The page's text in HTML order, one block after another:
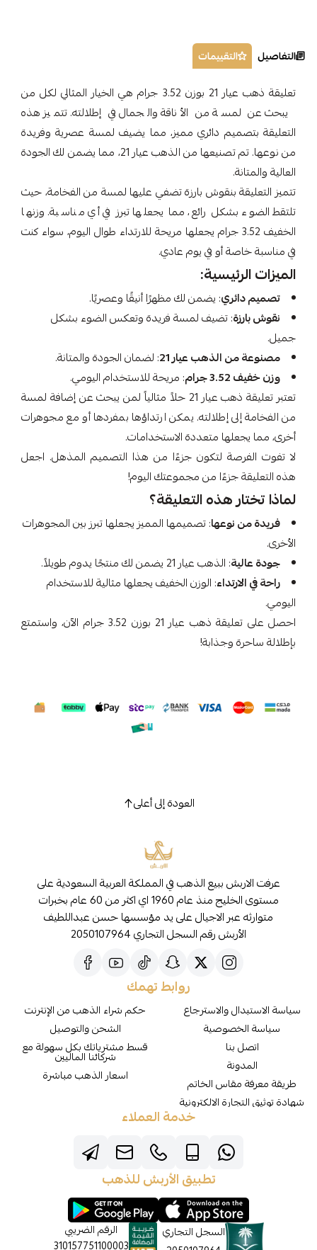
التفاصيل التقييمات
تعليقة ذهب عيار 21 بوزن 3.52 جرام هي الخيار المثالي لكل من
يبحث عن لمسة من الأناقة والجمال في إطلالته. تتميز هذه
التعليقة بتصميم دائري مميز، مما يضيف لمسة عصرية وفريدة
من نوعها. تم تصنيعها من الذهب عيار 21، مما يضمن لك الجودة
العالية والمتانة.
تتميز التعليقة بنقوش بارزة تضفي عليها لمسة من الفخامة، حيث
تلتقط الضوء بشكل رائع، مما يجعلها تبرز في أي مناسبة. وزنها
الخفيف 3.52 جرام يجعلها مريحة للارتداء طوال اليوم، سواء كنت
في مناسبة خاصة أو في يوم عادي.
الميزات الرئيسية:
تصميم دائري: يضمن لك مظهرًا أنيقًا وعصريًا.
نقوش بارزة: تضيف لمسة فريدة وتعكس الضوء بشكل
جميل.
مصنوعة من الذهب عيار 21
: لضمان الجودة والمتانة.
وزن خفيف 3.52 جرام
: مريحة للاستخدام اليومي.
تعتبر تعليقة ذهب عيار 21 حلاً مثالياً لمن يبحث عن إضافة لمسة
من الفخامة إلى إطلالته. يمكن ارتداؤها بمفردها أو مع مجوهرات
أخرى، مما يجعلها متعددة الاستخدامات.
لا تفوت الفرصة لتكون جزءًا من هذا التصميم المذهل. اجعل
هذه التعليقة جزءًا من مجموعتك اليوم!
لماذا تختار هذه التعليقة؟
فريدة من نوعها: تصميمها المميز يجعلها تبرز بين المجوهرات
الأخرى.
جودة عالية: الذهب عيار 21 يضمن لك منتجًا يدوم طويلاً.
راحة في الارتداء: الوزن الخفيف يجعلها مثالية للاستخدام
اليومي.
احصل على تعليقة ذهب عيار 21 بوزن 3.52 جرام الآن، واستمتع
بإطلالة ساحرة وجذابة!
العودة إلى أعلى
عرفت الاربش ببيع الذهب في المملكة العربية السعودية على
مستوى الخليج منذ عام 1960 اي اكثر من 60 عام بخبرات
متوارثه عبر الاجيال على يد مؤسسها حسن عبداللطيف
الأربش رقم السجل التجاري 2050107964
روابط تهمك
سياسة الاستبدال والاسترجاع
سياسة الخصوصية
اتصل بنا
المدونة
طريقة معرفة مقاس الخاتم
شهادة توثيق التجارة الالكترونية
حكم شراء الذهب من الإنترنت
الشحن والتوصيل
قسط مشترياتك بكل سهولة مع
شركائنا الماليين
اسعار الذهب مباشرة
خدمة العملاء
تطبيق الأربش للذهب
السجل التجاري
الرقم الضريبي
310157751100003